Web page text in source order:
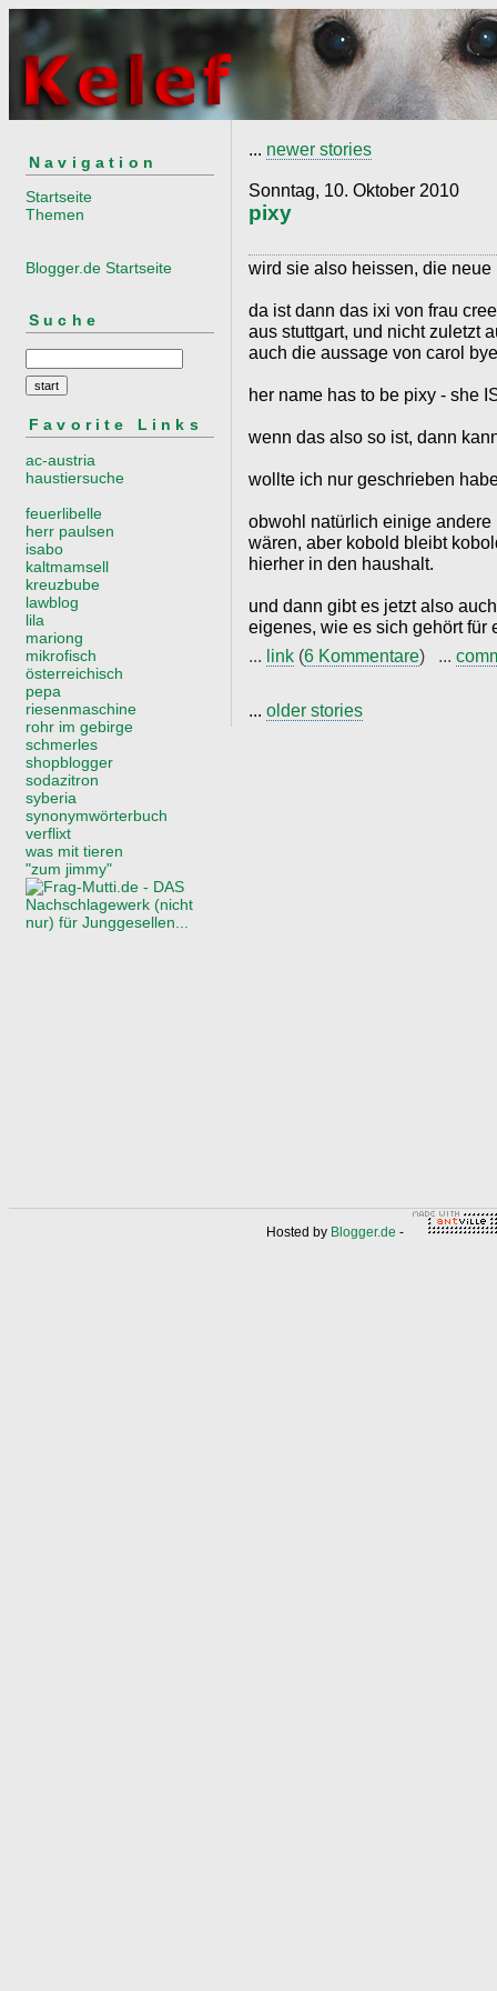
Navigation
Startseite
Themen
Blogger.de Startseite
Suche
Favorite Links
ac-austria
haustiersuche
feuerlibelle
herr paulsen
isabo
kaltmamsell
kreuzbube
lawblog
lila
mariong
mikrofisch
österreichisch
pepa
riesenmaschine
rohr im gebirge
schmerles
shopblogger
sodazitron
syberia
synonymwörterbuch
verflixt
was mit tieren
"zum jimmy"
... newer stories
Sonntag, 10. Oktober 2010
pixy
wird sie also heissen, die neue
da ist dann das ixi von frau
aus stuttgart, und nicht zuletzt
auch die aussage von carol
her name has to be pixy - she
wenn das also so ist, dann
wollte ich nur geschrieben
obwohl natürlich einige
wären, aber kobold bleibt
hierher in den haushalt.
und dann gibt es jetzt also
eigenes, wie es sich gehört für
... link (6 Kommentare) ...
... older stories
Hosted by Blogger.de -